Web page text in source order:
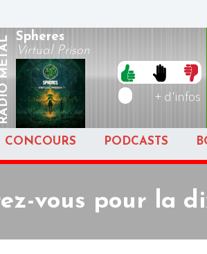
Spheres
Virtual Prison
+ d'infos
CONCOURS PODCASTS
vous pour la